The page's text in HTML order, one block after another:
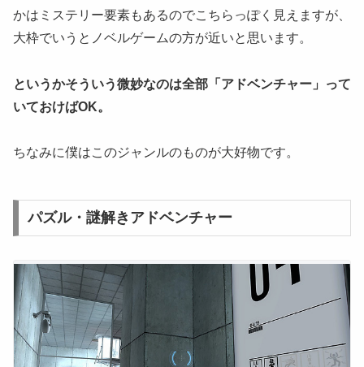
かはミステリー要素もあるのでこちらっぽく見えますが、
大枠でいうとノベルゲームの方が近いと思います。
というかそういう微妙なのは全部「アドベンチャー」って
いておけばOK。
ちなみに僕はこのジャンルのものが大好物です。
パズル・謎解きアドベンチャー